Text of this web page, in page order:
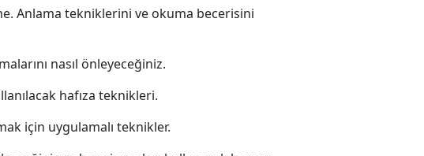
Anlama tekniklerini ve okuma becerisini
nasıl önleyeceğiniz.
hafıza teknikleri.
için uygulamalı teknikler.